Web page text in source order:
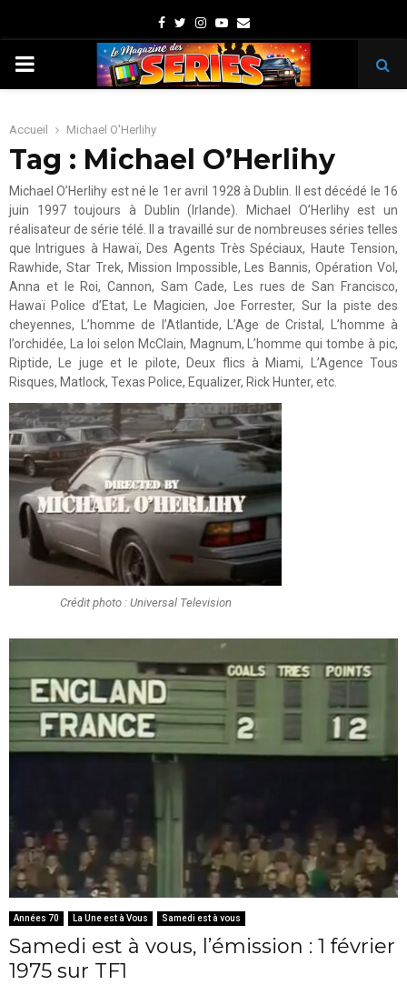
Facebook
TwitterInstagram
Youtube
Email
PRIMARY
Accueil Michael O'Herlihy
Tag : Michael O’Herlihy
Michael O’Herlihy est né le 1er avril 1928 à Dublin. Il est décédé le 16
juin 1997 toujours à Dublin (Irlande). Michael O’Herlihy est un
réalisateur de série télé. Il a travaillé sur de nombreuses séries telles
que Intrigues à Hawaï, Des Agents Très Spéciaux, Haute Tension,
Rawhide, Star Trek, Mission Impossible, Les Bannis, Opération Vol,
Anna et le Roi, Cannon, Sam Cade, Les rues de San Francisco,
Hawaï Police d’Etat, Le Magicien, Joe Forrester, Sur la piste des
cheyennes, L’homme de l’Atlantide, L’Age de Cristal, L’homme à
l’orchidée, La loi selon McClain, Magnum, L’homme qui tombe à pic,
Riptide, Le juge et le pilote, Deux flics à Miami, L’Agence Tous
Risques, Matlock, Texas Police, Equalizer, Rick Hunter, etc.
Crédit photo : Universal Television
Années 70 La Une est à Vous Samedi est à vous
Samedi est à vous, l’émission : 1 février
1975 sur TF1